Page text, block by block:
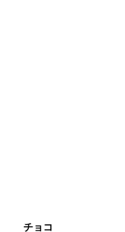
チョコ